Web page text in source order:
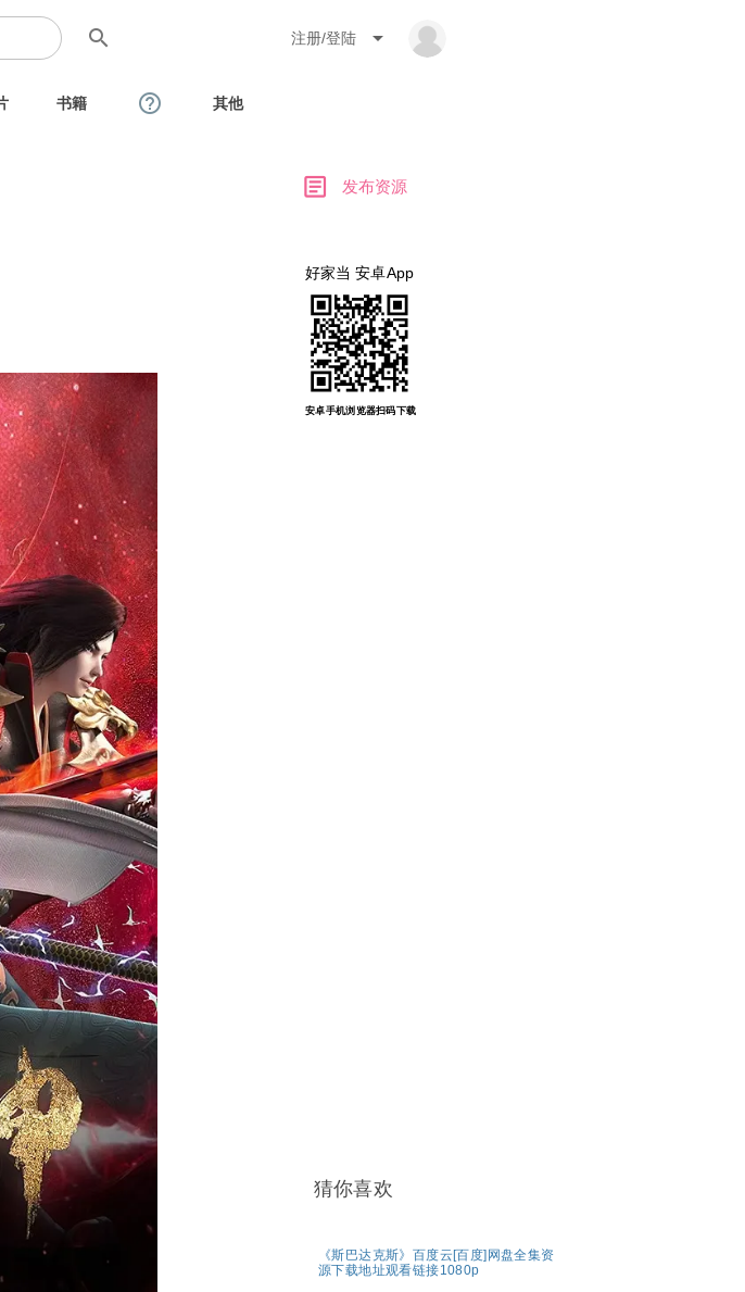
search 注册/登陆 arrow_drop_down
书籍 help_outline 其他
article 发布资源
好家当 安卓App
安卓手机浏览器扫码下载
猜你喜欢
《斯巴达克斯》百度云[百度]网盘全集资
源下载地址观看链接1080p